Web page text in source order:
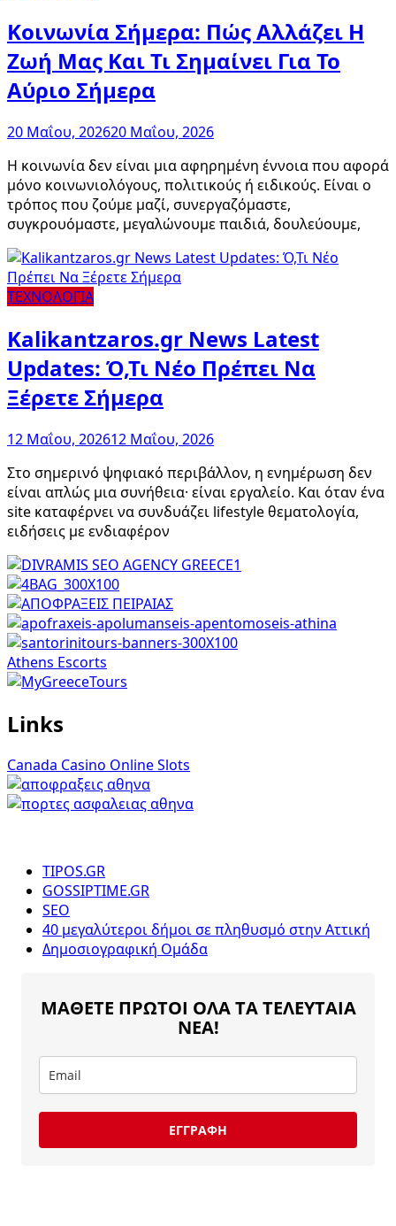
Κοινωνία Σήμερα: Πώς Αλλάζει Η
Ζωή Μας Και Τι Σημαίνει Για Το
Αύριο Σήμερα
20 Μαΐου, 202620 Μαΐου, 2026
Η κοινωνία δεν είναι μια αφηρημένη έννοια που αφορά
μόνο κοινωνιολόγους, πολιτικούς ή ειδικούς. Είναι ο
τρόπος που ζούμε μαζί, συνεργαζόμαστε,
συγκρουόμαστε, μεγαλώνουμε παιδιά, δουλεύουμε,
ΤΕΧΝΟΛΟΓΙΑ
Kalikantzaros.gr News Latest
Updates: Ό,Τι Νέο Πρέπει Να
Ξέρετε Σήμερα
12 Μαΐου, 202612 Μαΐου, 2026
Στο σημερινό ψηφιακό περιβάλλον, η ενημέρωση δεν
είναι απλώς μια συνήθεια· είναι εργαλείο. Και όταν ένα
site καταφέρνει να συνδυάζει lifestyle θεματολογία,
ειδήσεις με ενδιαφέρον
Athens Escorts
Links
Canada Casino Online Slots
TIPOS.GR
GOSSIPTIME.GR
SEO
40 μεγαλύτεροι δήμοι σε πληθυσμό στην Αττική
Δημοσιογραφική Ομάδα
ΜΑΘΕΤΕ ΠΡΩΤΟΙ ΟΛΑ ΤΑ ΤΕΛΕΥΤΑΙΑ
ΝΕΑ!
ΕΓΓΡΑΦΗ